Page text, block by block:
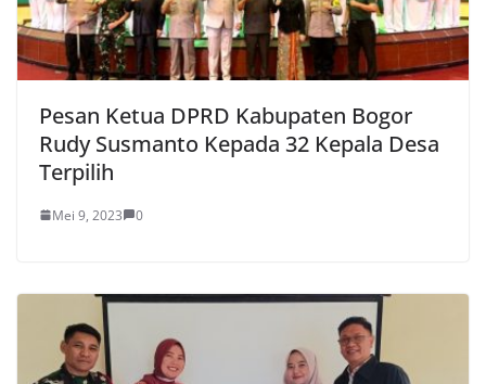
Pesan Ketua DPRD Kabupaten Bogor
Rudy Susmanto Kepada 32 Kepala Desa
Terpilih
Mei 9, 2023 0